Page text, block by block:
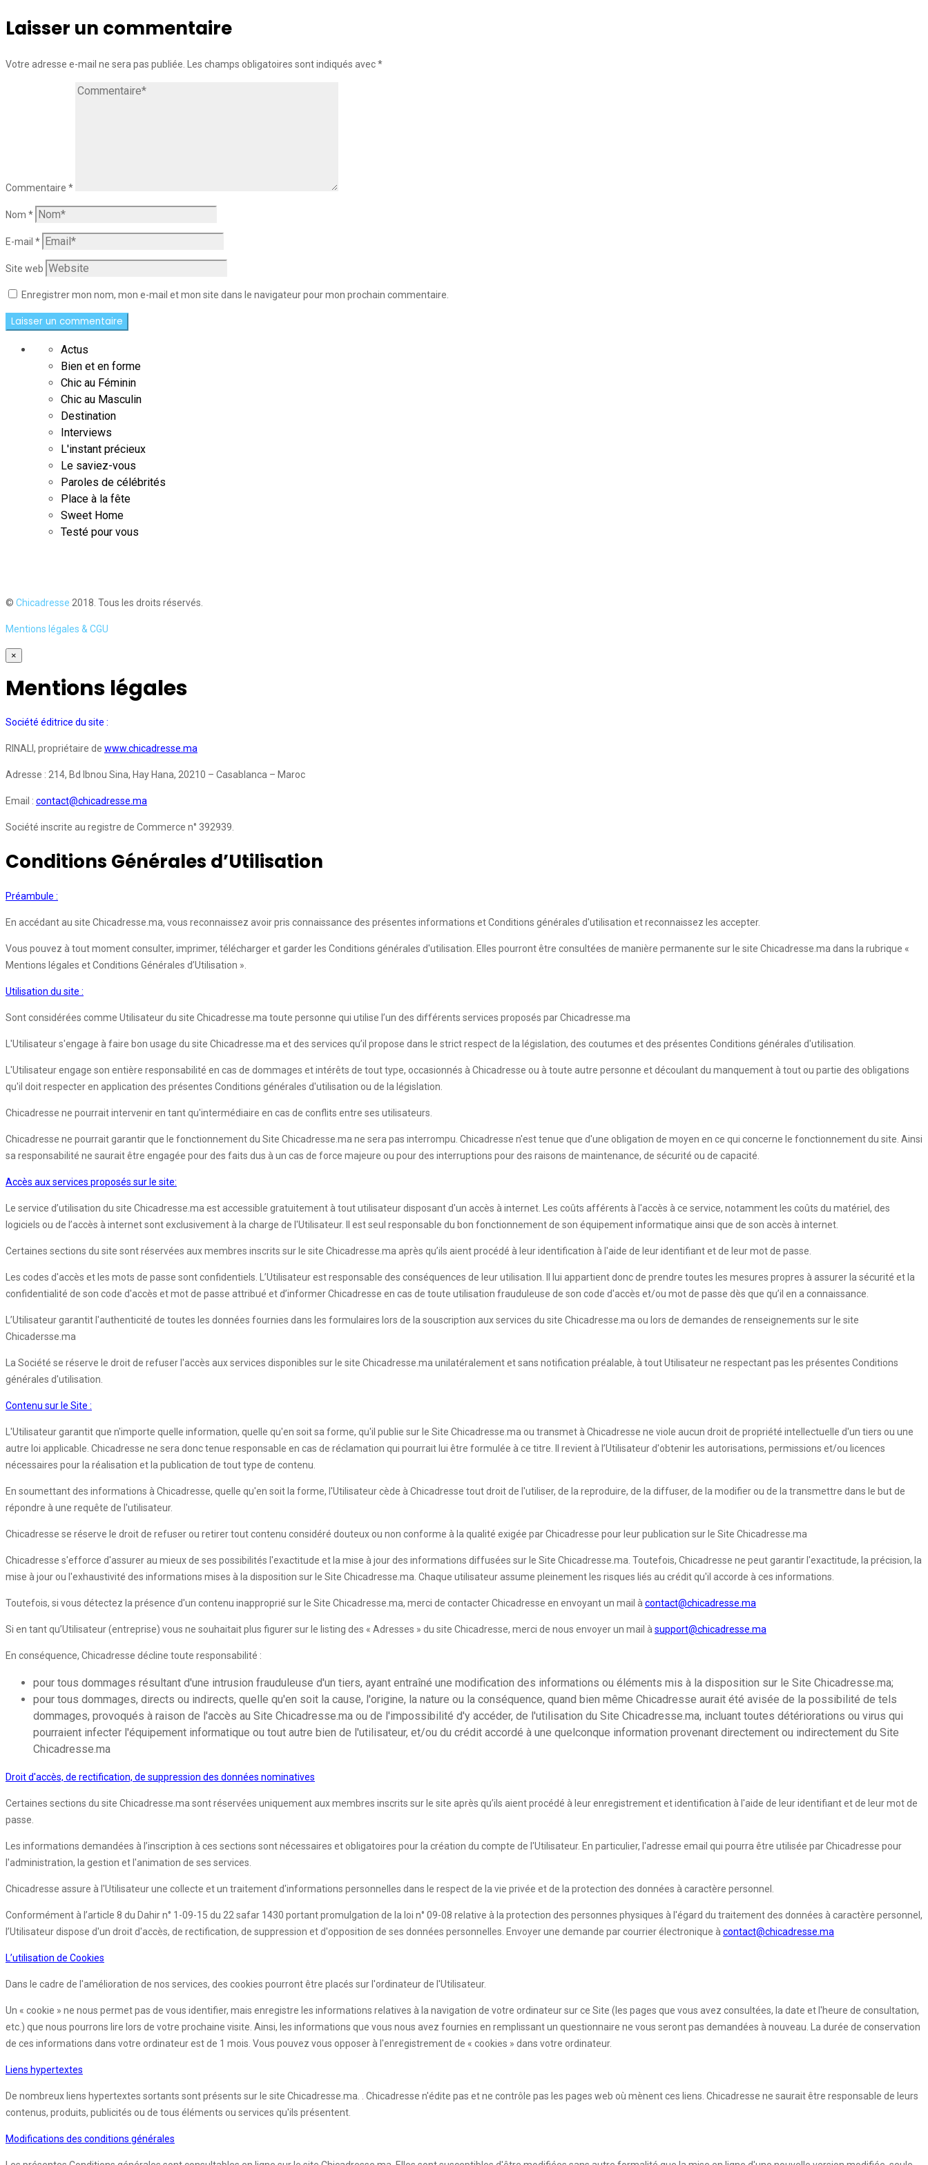
Laisser un commentaire
Votre adresse e-mail ne sera pas publiée. Les champs obligatoires sont indiqués avec*
Commentaire *
Nom *
E-mail *
Site web
Enregistrer mon nom, mon e-mail et mon site dans le navigateur pour mon prochain commentaire.
Actus
Bien et en forme
Chic au Féminin
Chic au Masculin
Destination
Interviews
L'instant précieux
Le saviez-vous
Paroles de célébrités
Place à la fête
Sweet Home
Testé pour vous
© Chicadresse 2018. Tous les droits réservés.
Mentions légales & CGU
×
Mentions légales
Société éditrice du site :
RINALI, propriétaire de www.chicadresse.ma
Adresse : 214, Bd Ibnou Sina, Hay Hana, 20210 – Casablanca – Maroc
Email : contact@chicadresse.ma
Société inscrite au registre de Commerce n° 392939.
Conditions Générales d’Utilisation
Préambule :
En accédant au site Chicadresse.ma, vous reconnaissez avoir pris connaissance des présentes informations et Conditions générales d'utilisation et reconnaissez les accepter.
Vous pouvez à tout moment consulter, imprimer, télécharger et garder les Conditions générales d'utilisation. Elles pourront être consultées de manière permanente sur le site Chicadresse.ma dans la rubrique «
Mentions légales et Conditions Générales d’Utilisation ».
Utilisation du site :
Sont considérées comme Utilisateur du site Chicadresse.ma toute personne qui utilise l’un des différents services proposés par Chicadresse.ma
L'Utilisateur s'engage à faire bon usage du site Chicadresse.ma et des services qu’il propose dans le strict respect de la législation, des coutumes et des présentes Conditions générales d'utilisation.
L'Utilisateur engage son entière responsabilité en cas de dommages et intérêts de tout type, occasionnés à Chicadresse ou à toute autre personne et découlant du manquement à tout ou partie des obligations
qu'il doit respecter en application des présentes Conditions générales d'utilisation ou de la législation.
Chicadresse ne pourrait intervenir en tant qu'intermédiaire en cas de conflits entre ses utilisateurs.
Chicadresse ne pourrait garantir que le fonctionnement du Site Chicadresse.ma ne sera pas interrompu. Chicadresse n'est tenue que d'une obligation de moyen en ce qui concerne le fonctionnement du site. Ainsi
sa responsabilité ne saurait être engagée pour des faits dus à un cas de force majeure ou pour des interruptions pour des raisons de maintenance, de sécurité ou de capacité.
Accès aux services proposés sur le site:
Le service d’utilisation du site Chicadresse.ma est accessible gratuitement à tout utilisateur disposant d'un accès à internet. Les coûts afférents à l'accès à ce service, notamment les coûts du matériel, des
logiciels ou de l’accès à internet sont exclusivement à la charge de l'Utilisateur. Il est seul responsable du bon fonctionnement de son équipement informatique ainsi que de son accès à internet.
Certaines sections du site sont réservées aux membres inscrits sur le site Chicadresse.ma après qu’ils aient procédé à leur identification à l'aide de leur identifiant et de leur mot de passe.
Les codes d'accès et les mots de passe sont confidentiels. L’Utilisateur est responsable des conséquences de leur utilisation. Il lui appartient donc de prendre toutes les mesures propres à assurer la sécurité et la
confidentialité de son code d'accès et mot de passe attribué et d’informer Chicadresse en cas de toute utilisation frauduleuse de son code d'accès et/ou mot de passe dès que qu’il en a connaissance.
L’Utilisateur garantit l'authenticité de toutes les données fournies dans les formulaires lors de la souscription aux services du site Chicadresse.ma ou lors de demandes de renseignements sur le site
Chicadersse.ma
La Société se réserve le droit de refuser l'accès aux services disponibles sur le site Chicadresse.ma unilatéralement et sans notification préalable, à tout Utilisateur ne respectant pas les présentes Conditions
générales d'utilisation.
Contenu sur le Site :
L'Utilisateur garantit que n'importe quelle information, quelle qu'en soit sa forme, qu'il publie sur le Site Chicadresse.ma ou transmet à Chicadresse ne viole aucun droit de propriété intellectuelle d'un tiers ou une
autre loi applicable. Chicadresse ne sera donc tenue responsable en cas de réclamation qui pourrait lui être formulée à ce titre. Il revient à l’Utilisateur d'obtenir les autorisations, permissions et/ou licences
nécessaires pour la réalisation et la publication de tout type de contenu.
En soumettant des informations à Chicadresse, quelle qu'en soit la forme, l'Utilisateur cède à Chicadresse tout droit de l'utiliser, de la reproduire, de la diffuser, de la modifier ou de la transmettre dans le but de
répondre à une requête de l'utilisateur.
Chicadresse se réserve le droit de refuser ou retirer tout contenu considéré douteux ou non conforme à la qualité exigée par Chicadresse pour leur publication sur le Site Chicadresse.ma
Chicadresse s'efforce d'assurer au mieux de ses possibilités l'exactitude et la mise à jour des informations diffusées sur le Site Chicadresse.ma. Toutefois, Chicadresse ne peut garantir l'exactitude, la précision, la
mise à jour ou l'exhaustivité des informations mises à la disposition sur le Site Chicadresse.ma. Chaque utilisateur assume pleinement les risques liés au crédit qu'il accorde à ces informations.
Toutefois, si vous détectez la présence d'un contenu inapproprié sur le Site Chicadresse.ma, merci de contacter Chicadresse en envoyant un mail àcontact@chicadresse.ma
Si en tant qu’Utilisateur (entreprise) vous ne souhaitait plus figurer sur le listing des « Adresses » du site Chicadresse, merci de nous envoyer un mail àsupport@chicadresse.ma
En conséquence, Chicadresse décline toute responsabilité :
pour tous dommages résultant d'une intrusion frauduleuse d'un tiers, ayant entraîné une modification des informations ou éléments mis à la disposition sur le Site Chicadresse.ma;
pour tous dommages, directs ou indirects, quelle qu'en soit la cause, l'origine, la nature ou la conséquence, quand bien même Chicadresse aurait été avisée de la possibilité de tels
dommages, provoqués à raison de l'accès au Site Chicadresse.ma ou de l'impossibilité d'y accéder, de l'utilisation du Site Chicadresse.ma, incluant toutes détériorations ou virus qui
pourraient infecter l'équipement informatique ou tout autre bien de l'utilisateur, et/ou du crédit accordé à une quelconque information provenant directement ou indirectement du Site
Chicadresse.ma
Droit d'accès, de rectification, de suppression des données nominatives
Certaines sections du site Chicadresse.ma sont réservées uniquement aux membres inscrits sur le site après qu’ils aient procédé à leur enregistrement et identification à l'aide de leur identifiant et de leur mot de
passe.
Les informations demandées à l’inscription à ces sections sont nécessaires et obligatoires pour la création du compte de l'Utilisateur. En particulier, l'adresse email qui pourra être utilisée par Chicadresse pour
l'administration, la gestion et l'animation de ses services.
Chicadresse assure à l'Utilisateur une collecte et un traitement d'informations personnelles dans le respect de la vie privée et de la protection des données à caractère personnel.
Conformément à l’article 8 du Dahir n° 1-09-15 du 22 safar 1430 portant promulgation de la loi n° 09-08 relative à la protection des personnes physiques à l'égard du traitement des données à caractère personnel,
l’Utilisateur dispose d'un droit d'accès, de rectification, de suppression et d'opposition de ses données personnelles. Envoyer une demande par courrier électronique àcontact@chicadresse.ma
L’utilisation de Cookies
Dans le cadre de l'amélioration de nos services, des cookies pourront être placés sur l'ordinateur de l'Utilisateur.
Un « cookie » ne nous permet pas de vous identifier, mais enregistre les informations relatives à la navigation de votre ordinateur sur ce Site (les pages que vous avez consultées, la date et l'heure de consultation,
etc.) que nous pourrons lire lors de votre prochaine visite. Ainsi, les informations que vous nous avez fournies en remplissant un questionnaire ne vous seront pas demandées à nouveau. La durée de conservation
de ces informations dans votre ordinateur est de 1 mois. Vous pouvez vous opposer à l'enregistrement de « cookies » dans votre ordinateur.
Liens hypertextes
De nombreux liens hypertextes sortants sont présents sur le site Chicadresse.ma. . Chicadresse n'édite pas et ne contrôle pas les pages web où mènent ces liens. Chicadresse ne saurait être responsable de leurs
contenus, produits, publicités ou de tous éléments ou services qu'ils présentent.
Modifications des conditions générales